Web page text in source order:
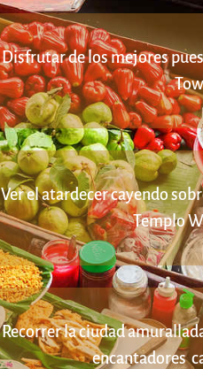
Disfrutar de los mejores
Ver el atardecer cayendo
Templo
Recorrer la ciudad
encantadores